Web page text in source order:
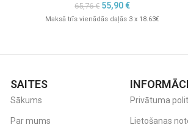
65,76€ 55,90€
Maksā trīs vienādās daļās 3 x 18.63€
SAITES
Sākums
Par mums
Privātuma
Lietošanas